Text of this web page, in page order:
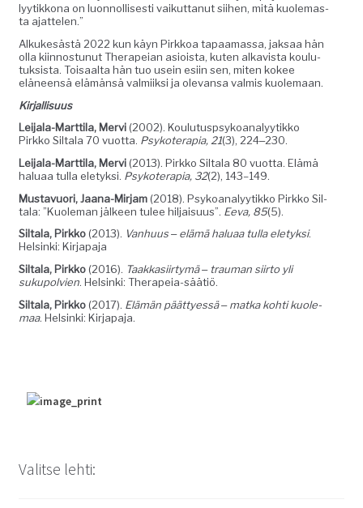
lyytikkona on luon­nol­lis­es­ti vaikut­tanut siihen, mitä kuole­mas­
ta ajattelen.”
Alkukesästä 2022 kun käyn Pirkkoa tapaa­mas­sa, jak­saa hän
olla kiin­nos­tunut Ther­a­peian asioista, kuten alka­v­ista koulu­
tuk­sista. Toisaal­ta hän tuo usein esi­in sen, miten kokee
eläneen­sä elämän­sä valmi­ik­si ja ole­vansa valmis kuolemaan.
Kir­jal­lisu­us
Lei­jala-Mart­ti­la, Mervi(2002). Koulu­tusp­syko­ana­lyytikko
Pirkko Sil­ta­la 70 vuot­ta. Psykoter­apia, 21(3), 224‒230.
Lei­jala-Mart­ti­la, Mervi(2013). Pirkko Sil­ta­la 80 vuot­ta. Elämä
halu­aa tul­la ele­tyk­si. Psykoter­apia, 32(2), 143–149.
Mus­tavuori, Jaana-Mir­jam(2018). Psyko­ana­lyytikko Pirkko Sil­
ta­la: ”Kuole­man jäl­keen tulee hil­jaisu­us”. Eeva, 85(5).
Sil­ta­la, Pirkko(2013). Van­hu­us ‒ elämä halu­aa tul­la ele­tyk­si.
Helsin­ki: Kirjapaja
Sil­ta­la, Pirkko(2016). Taakkasi­ir­tymä ‒ trau­man siir­to yli
sukupolvien. Helsin­ki: Therapeia-säätiö.
Sil­ta­la, Pirkko(2017). Elämän päät­tyessä ‒ mat­ka kohti kuole­
maa. Helsin­ki: Kirjapaja.
Valitse lehti: